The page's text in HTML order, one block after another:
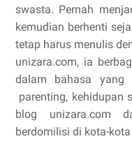
swasta. Pernah
kemudian berhenti
tetap harus menulis
unizara.com, ia
dalam bahasa yang
parenting, kehidupan
blog unizara.com
berdomilisi di kota-